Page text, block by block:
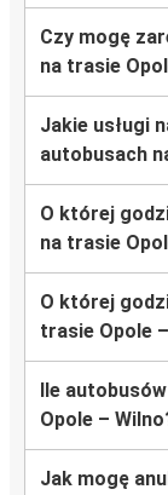
Czy mogę
na trasie
Jakie usługi
autobusach
O której
na trasie
O której
trasie Opole
Ile
Opole –
Jak mogę